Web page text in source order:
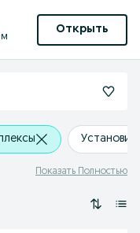
Открыть
Показать Полностью